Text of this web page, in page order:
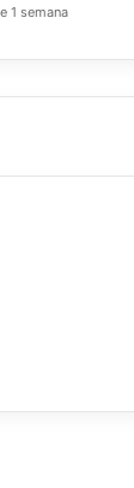
1 semana